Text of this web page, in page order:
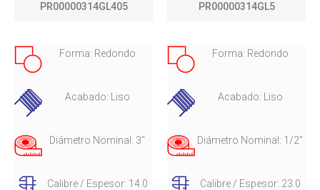
PR00000314GL405 PR00000314GL5
Forma: Redondo
Acabado: Liso
Diámetro Nominal: 3"
Calibre / Espesor: 14.0
Forma: Redondo
Acabado: Liso
Diámetro Nominal: 1/2"
Calibre / Espesor: 23.0